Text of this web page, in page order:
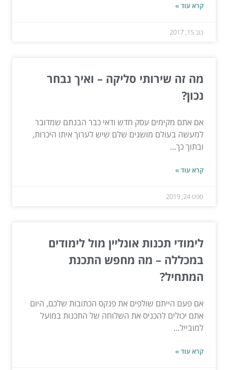
קרא עוד »
נוב 15, 2017
מה זה שירותי סליקה – ואיך נבחר
נכון?
אם אתם מקימים עסק חדש ודאי כבר הבנתם שמדובר
למעשה בעולם מושגים שלם שיש לערוך איתו היכרות,
ובתוך כך...
קרא עוד »
ספט 24, 2019
לימודי תכנות אונליין מול לימודים
במכללה – מה מחפש התכנת
המתחיל?
אם פעם הייתם שולפים את פנקס הכתובות שלכם, היום
אתם יכולים להכניס את השלוחה של התכנות במועל
למובייל...
קרא עוד »